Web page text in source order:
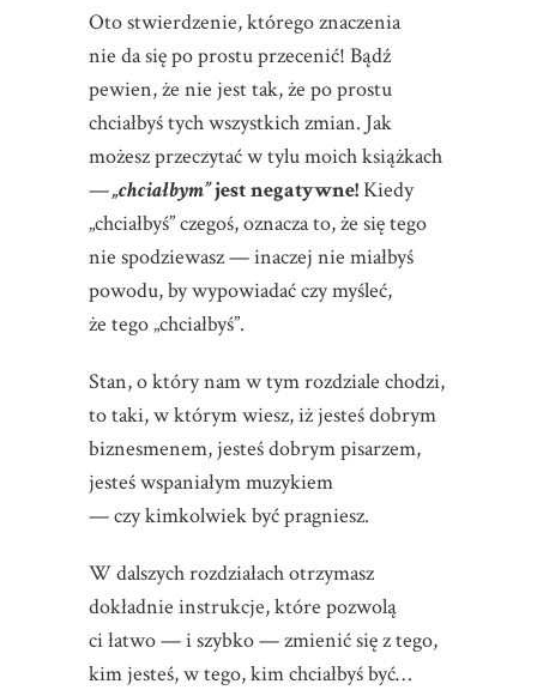
Oto stwierdzenie, którego znaczenia
nie da się po prostu przecenić! Bądź
pewien, że nie jest tak, że po prostu
chciałbyś tych wszystkich zmian. Jak
możesz przeczytać w tylu moich książkach
—„chciałbym”jest negatywne!Kiedy
„chciałbyś” czegoś, oznacza to, że się tego
nie spodziewasz — inaczej nie miałbyś
powodu, by wypowiadać czy myśleć,
że tego „chciałbyś”.
Stan, o który nam w tym rozdziale chodzi,
to taki, w którym wiesz, iż jesteś dobrym
biznesmenem, jesteś dobrym pisarzem,
jesteś wspaniałym muzykiem
— czy kimkolwiek być pragniesz.
W dalszych rozdziałach otrzymasz
dokładnie instrukcje, które pozwolą
ci łatwo — i szybko — zmienić się z tego,
kim jesteś, w tego, kim chciałbyś być…